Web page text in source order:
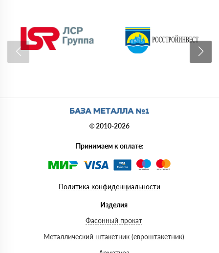
© 2010-2026
Принимаем к оплате:
Политика конфиденциальности
Изделия
Фасонный прокат
Металлический штакетник (евроштакетник)